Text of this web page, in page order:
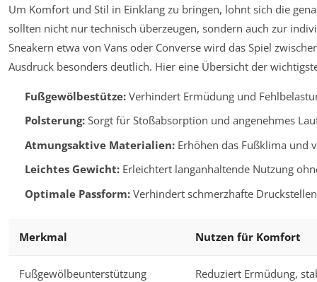
Um Komfort und Stil in Einklang zu bringen, lohnt sich die
sollten nicht nur technisch überzeugen, sondern auch zur
Sneakern etwa von Vans oder Converse wird das Spiel
Ausdruck besonders deutlich. Hier eine Übersicht der
Fußgewölbestütze:Verhindert Ermüdung und
Polsterung:Sorgt für Stoßabsorption und angenehmes
Atmungsaktive Materialien:Erhöhen das Fußklima und
Leichtes Gewicht:Erleichtert langanhaltende Nutzung
Optimale Passform:Verhindert schmerzhafte
Merkmal Nutzen für Komfort
Fußgewölbeunterstützung Reduziert Ermüdung,